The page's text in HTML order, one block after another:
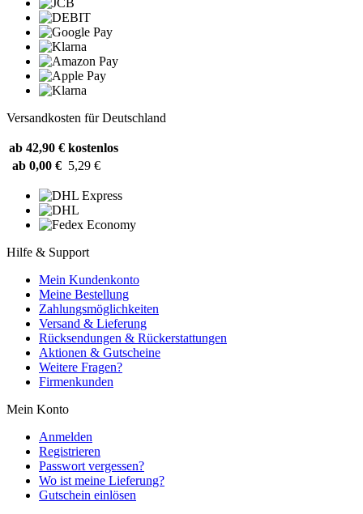
Versandkosten für Deutschland
ab 42,90 € kostenlos
ab 0,00 € 5,29 €
Hilfe & Support
Mein Kundenkonto
Meine Bestellung
Zahlungsmöglichkeiten
Versand & Lieferung
Rücksendungen & Rückerstattungen
Aktionen & Gutscheine
Weitere Fragen?
Firmenkunden
Mein Konto
Anmelden
Registrieren
Passwort vergessen?
Wo ist meine Lieferung?
Gutschein einlösen